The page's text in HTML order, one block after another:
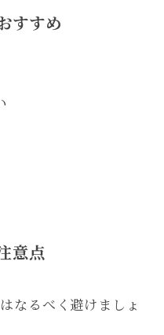
すすめ
意点
なるべく避けましょ